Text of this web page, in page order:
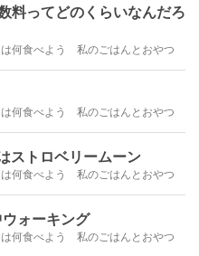
料ってどのくらいなんだろ
何食べよう 私のごはんとおやつ
何食べよう 私のごはんとおやつ
ストロベリームーン
何食べよう 私のごはんとおやつ
ォーキング
何食べよう 私のごはんとおやつ